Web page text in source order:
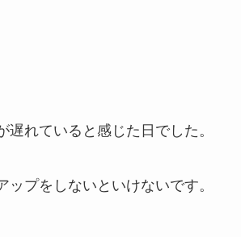
遅れていると感じた日でした。
ップをしないといけないです。